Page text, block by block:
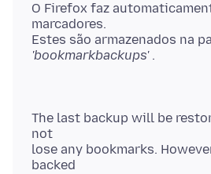
O Firefox faz
marcadores.
Estes são armazenados na
'bookmarkbackups'
The last backup will be
not
lose any bookmarks.
backed